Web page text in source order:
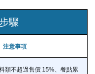
驟
注意事項
類不超過售價 15%、餐點累